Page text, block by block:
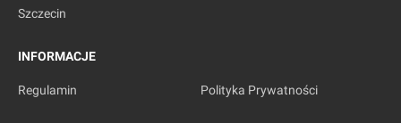
Szczecin
INFORMACJE
Regulamin Polityka Prywatności